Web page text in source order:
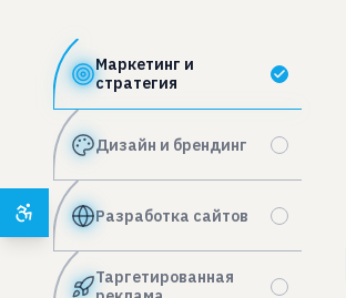
Маркетинг и
стратегия
Дизайн и брендинг
Разработка сайтов
Таргетированная